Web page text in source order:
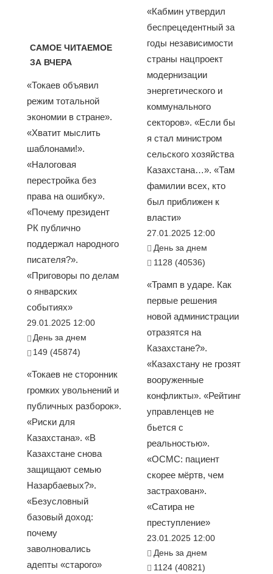
САМОЕ ЧИТАЕМОЕ
ЗА ВЧЕРА
«Токаев объявил
режим тотальной
экономии в стране».
«Хватит мыслить
шаблонами!».
«Налоговая
перестройка без
права на ошибку».
«Почему президент
РК публично
поддержал народного
писателя?».
«Приговоры по делам
о январских
событиях»
29.01.2025 12:00
День за днем
149 (45874)
«Токаев не сторонник
громких увольнений и
публичных разборок».
«Риски для
Казахстана». «В
Казахстане снова
защищают семью
Назарбаевых?».
«Безусловный
базовый доход:
почему
заволновались
адепты «старого»
«Кабмин утвердил
беспрецедентный за
годы независимости
страны нацпроект
модернизации
энергетического и
коммунального
секторов». «Если бы
я стал министром
сельского хозяйства
Казахстана…». «Там
фамилии всех, кто
был приближен к
власти»
27.01.2025 12:00
День за днем
1128 (40536)
«Трамп в ударе. Как
первые решения
новой администрации
отразятся на
Казахстане?».
«Казахстану не грозят
вооруженные
конфликты». «Рейтинг
управленцев не
бьется с
реальностью».
«ОСМС: пациент
скорее мёртв, чем
застрахован».
«Сатира не
преступление»
23.01.2025 12:00
День за днем
1124 (40821)